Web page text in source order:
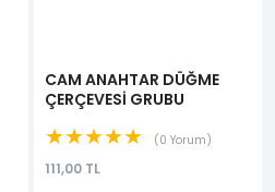
CAM ANAHTAR DÜĞME
ÇERÇEVESİ GRUBU
★★★★★ 0 Yorum
111,00 TL